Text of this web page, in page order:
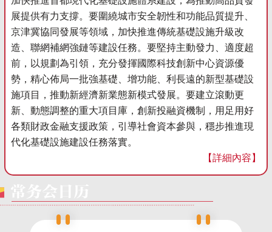
展提供有力支撐。要圍繞城市安全韌性和功能品質提升、
京津冀協同發展等領域，加快推進傳統基礎設施升級改
造、聯網補網強鏈等建設任務。要堅持主動發力、適度超
前，以規劃為引領，充分發揮國際科技創新中心資源優
勢，精心佈局一批強基礎、增功能、利長遠的新型基礎設
施項目，推動新經濟新業態新模式發展。要建立滾動更
新、動態調整的重大項目庫，創新投融資機制，用足用好
各類財政金融支援政策，引導社會資本參與，穩步推進現
代化基礎設施建設任務落實。
【詳細內容】